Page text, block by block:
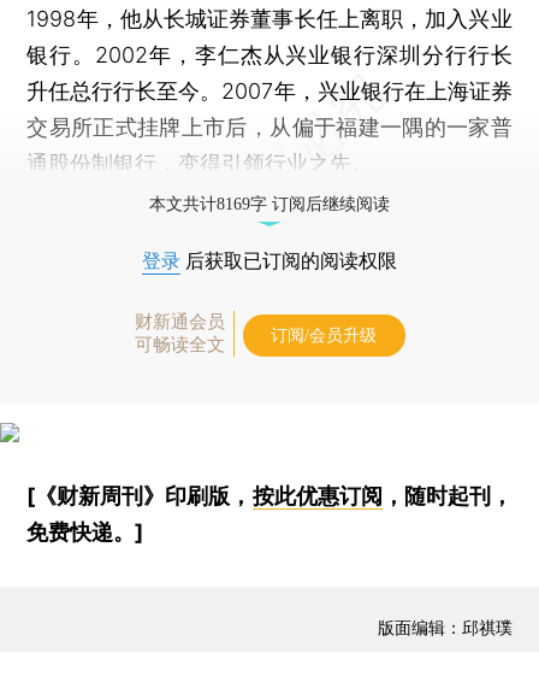
1998年，他从长城证券董事长任上离职，加入兴业
银行。2002年，李仁杰从兴业银行深圳分行行长
升任总行行长至今。2007年，兴业银行在上海证券
交易所正式挂牌上市后，从偏于福建一隅的一家普
通股份制银行，变得引领行业之先。
本文共计8169字 订阅后继续阅读
登录 后获取已订阅的阅读权限
财新通会员
可畅读全文
订阅/会员升级
[《财新周刊》印刷版， 按此优惠订阅 ，随时起刊，
免费快递。]
版面编辑：邱祺璞